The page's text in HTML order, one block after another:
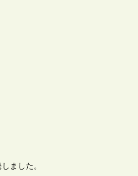
ました。